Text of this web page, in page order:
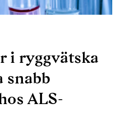
i ryggvätska
snabb
ALS-